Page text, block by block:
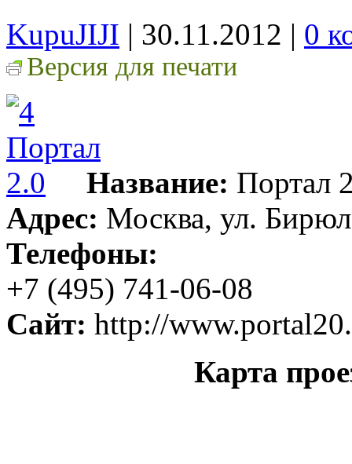
KupuJIJI | 30.11.2012 | 0
Версия для печати
Название: Портал
Адрес: Москва, ул.
Телефоны:
+7 (495) 741-06-08
Сайт: http://
Карта